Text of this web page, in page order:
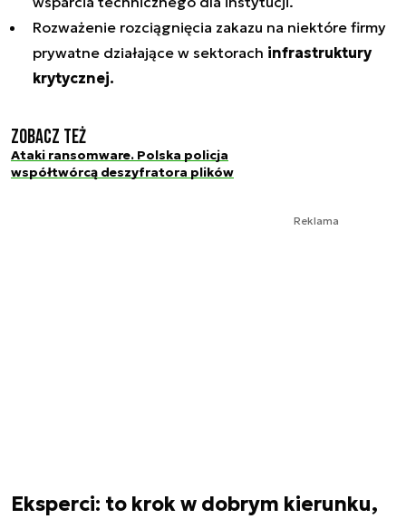
Rozważenie rozciągnięcia zakazu na niektóre firmy
prywatne działające w sektorach infrastruktury
krytycznej.
Zobacz też
Ataki ransomware. Polska policja
współtwórcą deszyfratora plików
Reklama
Eksperci: to krok w dobrym kierunku,